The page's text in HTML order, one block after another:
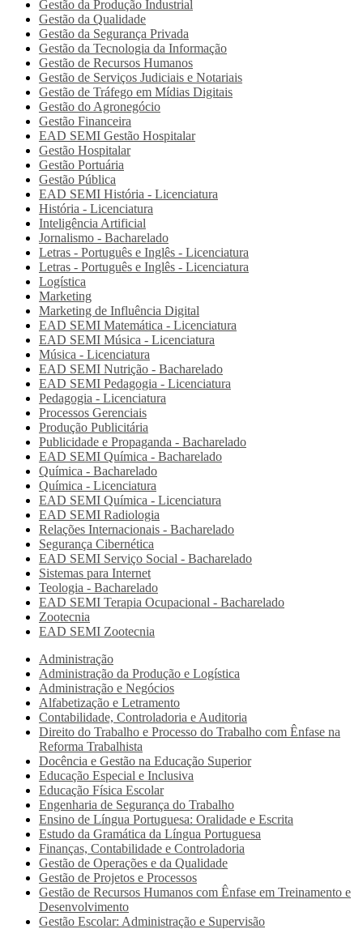
Gestão da Produção Industrial
Gestão da Qualidade
Gestão da Segurança Privada
Gestão da Tecnologia da Informação
Gestão de Recursos Humanos
Gestão de Serviços Judiciais e Notariais
Gestão de Tráfego em Mídias Digitais
Gestão do Agronegócio
Gestão Financeira
EAD SEMI Gestão Hospitalar
Gestão Hospitalar
Gestão Portuária
Gestão Pública
EAD SEMI História - Licenciatura
História - Licenciatura
Inteligência Artificial
Jornalismo - Bacharelado
Letras - Português e Inglês - Licenciatura
Letras - Português e Inglês - Licenciatura
Logística
Marketing
Marketing de Influência Digital
EAD SEMI Matemática - Licenciatura
EAD SEMI Música - Licenciatura
Música - Licenciatura
EAD SEMI Nutrição - Bacharelado
EAD SEMI Pedagogia - Licenciatura
Pedagogia - Licenciatura
Processos Gerenciais
Produção Publicitária
Publicidade e Propaganda - Bacharelado
EAD SEMI Química - Bacharelado
Química - Bacharelado
Química - Licenciatura
EAD SEMI Química - Licenciatura
EAD SEMI Radiologia
Relações Internacionais - Bacharelado
Segurança Cibernética
EAD SEMI Serviço Social - Bacharelado
Sistemas para Internet
Teologia - Bacharelado
EAD SEMI Terapia Ocupacional - Bacharelado
Zootecnia
EAD SEMI Zootecnia
Administração
Administração da Produção e Logística
Administração e Negócios
Alfabetização e Letramento
Contabilidade, Controladoria e Auditoria
Direito do Trabalho e Processo do Trabalho com Ênfase na
Reforma Trabalhista
Docência e Gestão na Educação Superior
Educação Especial e Inclusiva
Educação Física Escolar
Engenharia de Segurança do Trabalho
Ensino de Língua Portuguesa: Oralidade e Escrita
Estudo da Gramática da Língua Portuguesa
Finanças, Contabilidade e Controladoria
Gestão de Operações e da Qualidade
Gestão de Projetos e Processos
Gestão de Recursos Humanos com Ênfase em Treinamento e
Desenvolvimento
Gestão Escolar: Administração e Supervisão